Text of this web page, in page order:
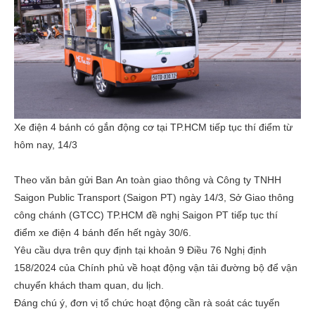
Xe điện 4 bánh có gắn động cơ tại TP.HCM tiếp tục thí điểm từ
hôm nay, 14/3
Theo văn bản gửi Ban An toàn giao thông và Công ty TNHH
Saigon Public Transport (Saigon PT) ngày 14/3, Sở Giao thông
công chánh (GTCC) TP.HCM đề nghị Saigon PT tiếp tục thí
điểm xe điện 4 bánh đến hết ngày 30/6.
Yêu cầu dựa trên quy định tại khoản 9 Điều 76 Nghị định
158/2024 của Chính phủ về hoạt động vận tải đường bộ để vận
chuyển khách tham quan, du lịch.
Đáng chú ý, đơn vị tổ chức hoạt động cần rà soát các tuyến